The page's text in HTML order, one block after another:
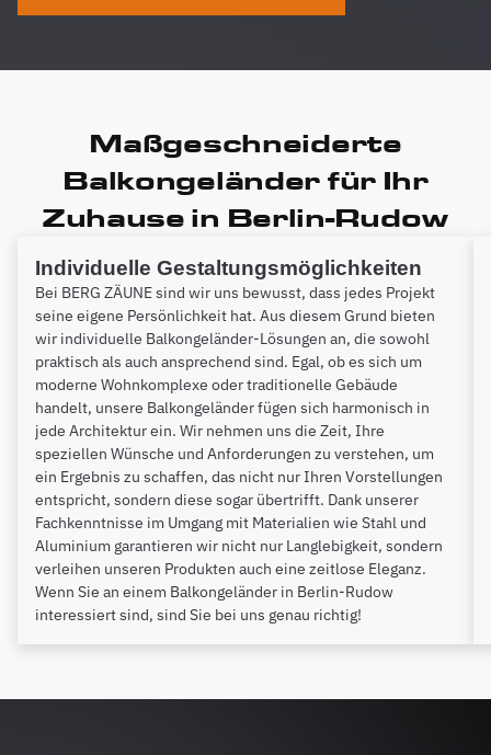
Maßgeschneiderte
Balkongeländer für Ihr
Zuhause in Berlin-Rudow
Individuelle Gestaltungsmöglichkeiten
Bei BERG ZÄUNE sind wir uns bewusst, dass jedes Projekt
seine eigene Persönlichkeit hat. Aus diesem Grund bieten
wir individuelle Balkongeländer-Lösungen an, die sowohl
praktisch als auch ansprechend sind. Egal, ob es sich um
moderne Wohnkomplexe oder traditionelle Gebäude
handelt, unsere Balkongeländer fügen sich harmonisch in
jede Architektur ein. Wir nehmen uns die Zeit, Ihre
speziellen Wünsche und Anforderungen zu verstehen, um
ein Ergebnis zu schaffen, das nicht nur Ihren Vorstellungen
entspricht, sondern diese sogar übertrifft. Dank unserer
Fachkenntnisse im Umgang mit Materialien wie Stahl und
Aluminium garantieren wir nicht nur Langlebigkeit, sondern
verleihen unseren Produkten auch eine zeitlose Eleganz.
Wenn Sie an einem Balkongeländer in Berlin-Rudow
interessiert sind, sind Sie bei uns genau richtig!